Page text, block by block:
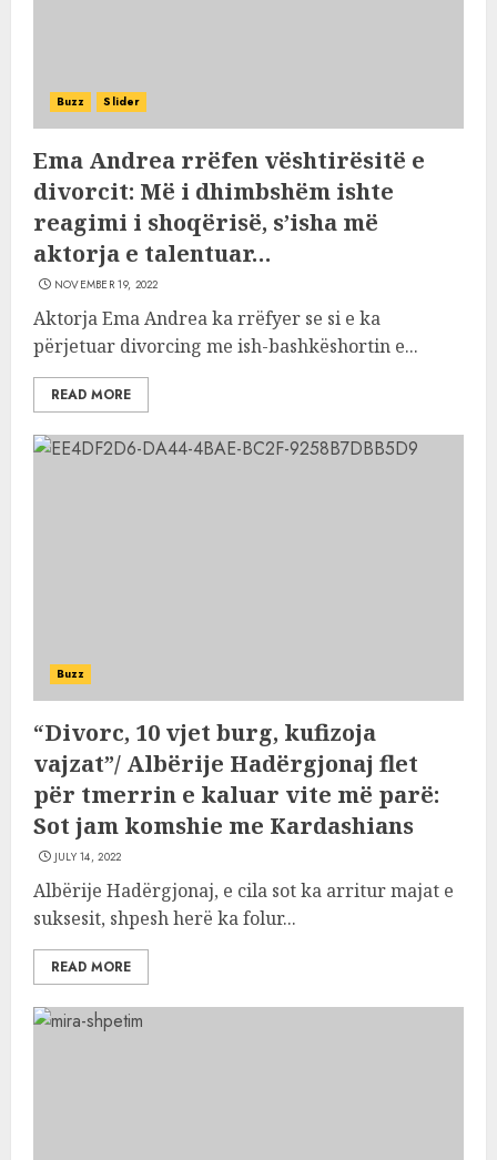
Buzz Slider
Ema Andrea rrëfen vështirësitë e
divorcit: Më i dhimbshëm ishte
reagimi i shoqërisë, s’isha më
aktorja e talentuar…
NOVEMBER 19, 2022
Aktorja Ema Andrea ka rrëfyer se si e ka
përjetuar divorcing me ish-bashkëshortin e...
READ MORE
Buzz
“Divorc, 10 vjet burg, kufizoja
vajzat”/ Albërije Hadërgjonaj flet
për tmerrin e kaluar vite më parë:
Sot jam komshie me Kardashians
JULY 14, 2022
Albërije Hadërgjonaj, e cila sot ka arritur majat e
suksesit, shpesh herë ka folur...
READ MORE